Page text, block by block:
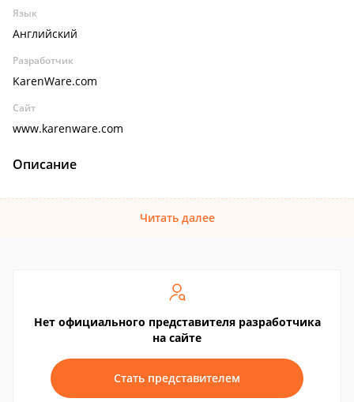
Язык
Английский
Разработчик
KarenWare.com
Сайт
www.karenware.com
Описание
Читать далее
Нет официального представителя разработчика
на сайте
Стать представителем